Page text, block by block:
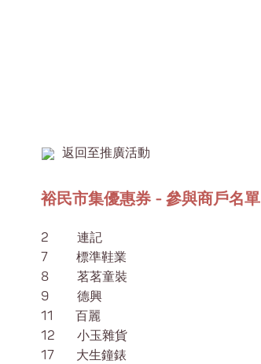
返回至推廣活動
裕民市集優惠券 - 參與商戶名單
2 連記
7 標準鞋業
8 茗茗童裝
9 德興
11 百麗
12 小玉雜貨
17 大生鐘錶